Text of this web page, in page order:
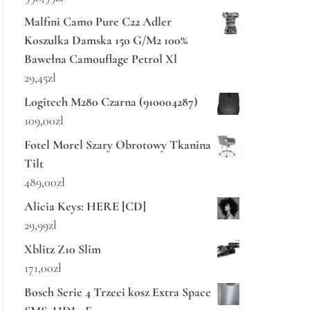
Malfini Camo Pure C22 Adler
Koszulka Damska 150 G/M2 100%
Bawełna Camouflage Petrol Xl
29,45zł
Logitech M280 Czarna (910004287)
109,00zł
Fotel Morel Szary Obrotowy Tkanina
Tilt
489,00zł
Alicia Keys: HERE [CD]
29,99zł
Xblitz Z10 Slim
171,00zł
Bosch Serie 4 Trzeci kosz Extra Space